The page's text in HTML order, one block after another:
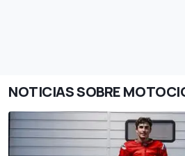
NOTICIAS SOBRE